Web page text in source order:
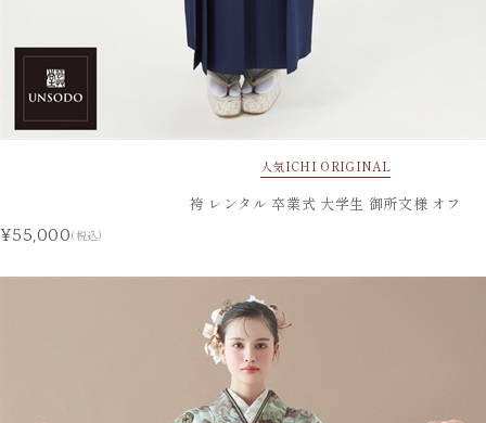
人気ICHI ORIGINAL
袴 レンタル 卒業式 大学生 御所文様 オフ
¥55,000(税込)